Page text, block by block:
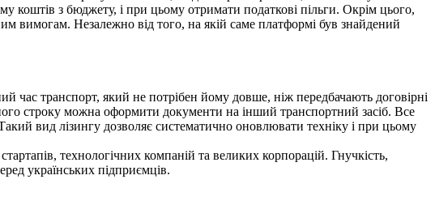
з бюджету, і при цьому отримати податкові пільги. Окрім цього,
вимогам. Незалежно від того, на якій саме платформі був знайдений
час транспорт, який не потрібен йому довше, ніж передбачають договірні
строку можна оформити документи на інший транспортний засіб. Все
вид лізингу дозволяє систематично оновлювати техніку і при цьому
технологічних компаній та великих корпорацій. Гнучкість,
українських підприємців.